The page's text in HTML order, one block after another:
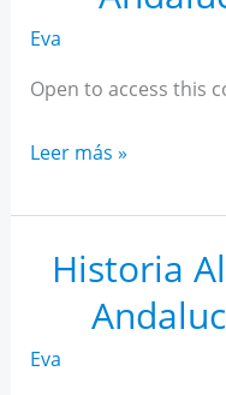
Eva
Open to access this
Historia
Rendimiento
Andalucía
diciembre
Leer más »
Historia
Eva